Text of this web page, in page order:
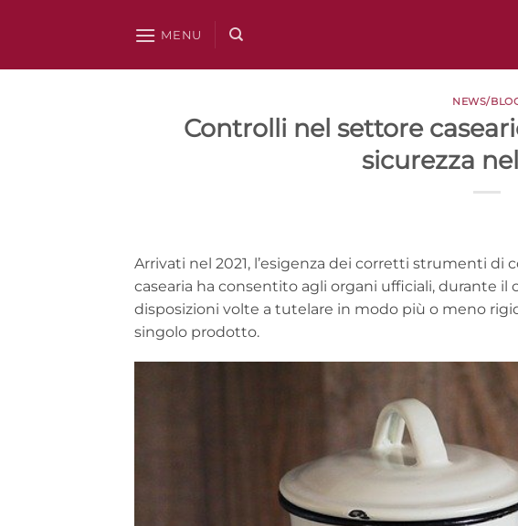
MENU
NEWS/
Controlli nel settore
sicurezza
Arrivati nel 2021, l’esigenza dei corretti strumenti
casearia ha consentito agli organi ufficiali, durante il
disposizioni volte a tutelare in modo più o meno
singolo prodotto.